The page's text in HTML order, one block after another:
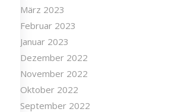
März 2023
Februar 2023
Januar 2023
Dezember 2022
November 2022
Oktober 2022
September 2022